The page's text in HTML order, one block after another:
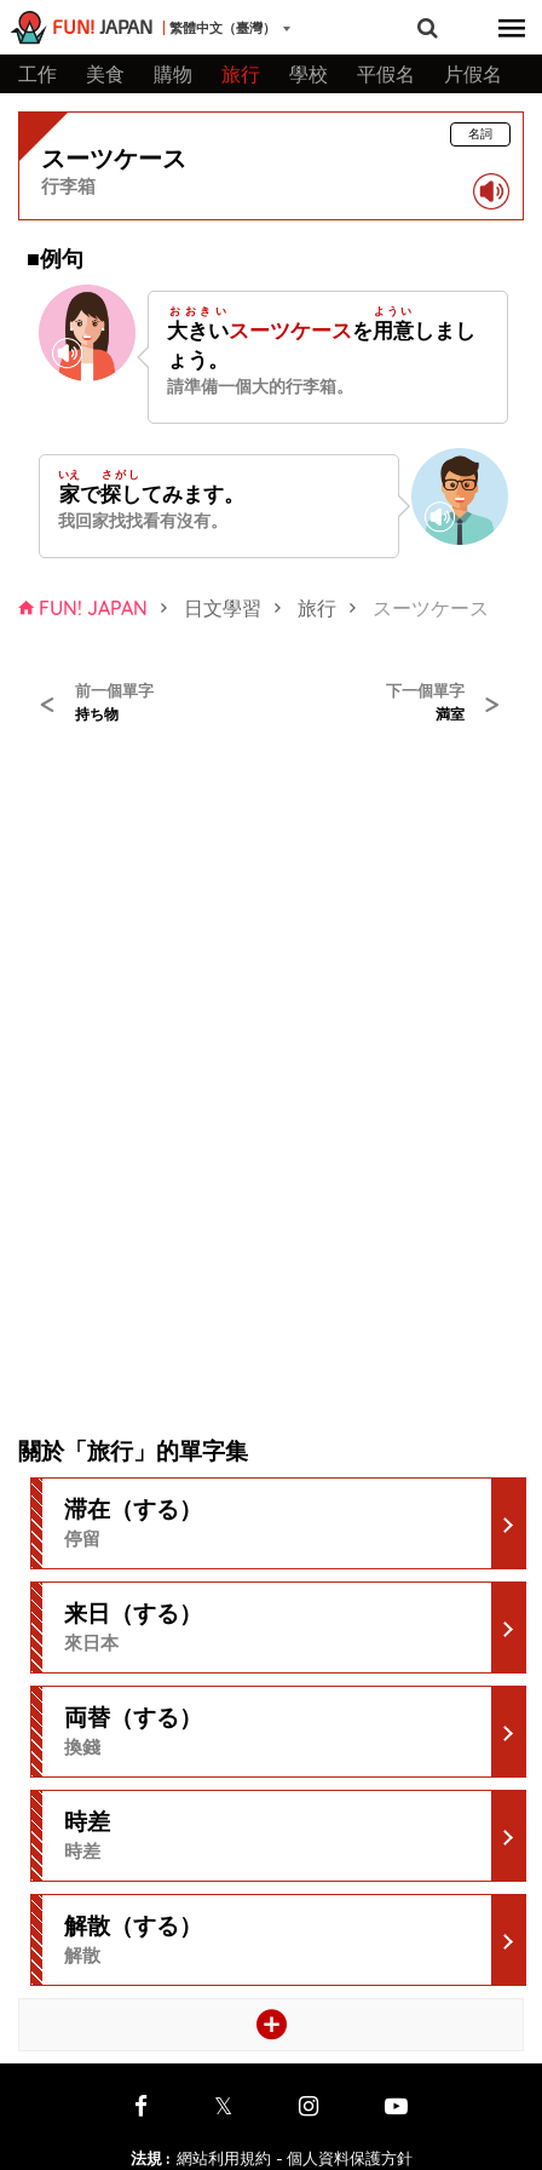
FUN! JAPAN 繁體中文（臺灣）
工作 美食 購物 旅行 學校 平假名 片假名
スーツケース
行李箱
名詞
■例句
大きい
おおきい
スーツケースを用意
ようい
しまし
ょう。
請準備一個大的行李箱。
家
いえ
で探し
さがし
てみます。
我回家找找看有沒有。
FUN! JAPAN 日文學習 旅行 スーツケース
< 前一個單字
持ち物
下一個單字
満室 >
關於「旅行」的單字集
滞在（する）
停留
来日（する）
來日本
両替（する）
換錢
時差
時差
解散（する）
解散
法規: 網站利用規約 - 個人資料保護方針